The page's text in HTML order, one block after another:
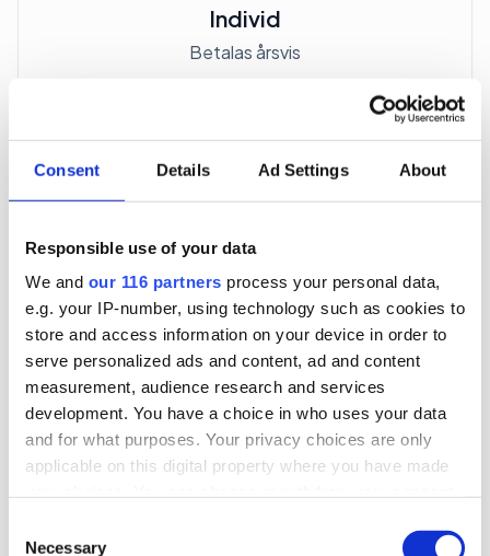
Consent Details Ad Settings About
Responsible use of your data
We and our 116 partners process your personal data,
e.g. your IP-number, using technology such as cookies to
store and access information on your device in order to
serve personalized ads and content, ad and content
measurement, audience research and services
development. You have a choice in who uses your data
and for what purposes. Your privacy choices are only
applicable on this digital property where you have made
the Privacy trigger icon.
Selection
Necessary
Individ
Betalas årsvis
För en mottagare
*Moms (6 %) ingår i alla priser.
Företagspaket